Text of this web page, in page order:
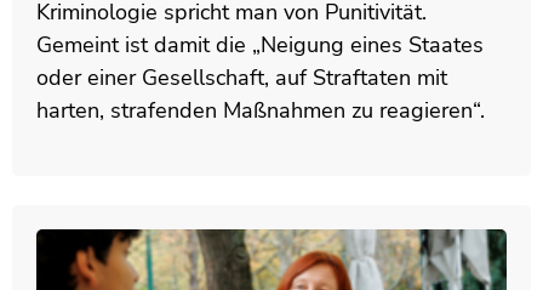
Kriminologie spricht man von Punitivität.
Gemeint ist damit die „Neigung eines Staates
oder einer Gesellschaft, auf Straftaten mit
harten, strafenden Maßnahmen zu reagieren“.